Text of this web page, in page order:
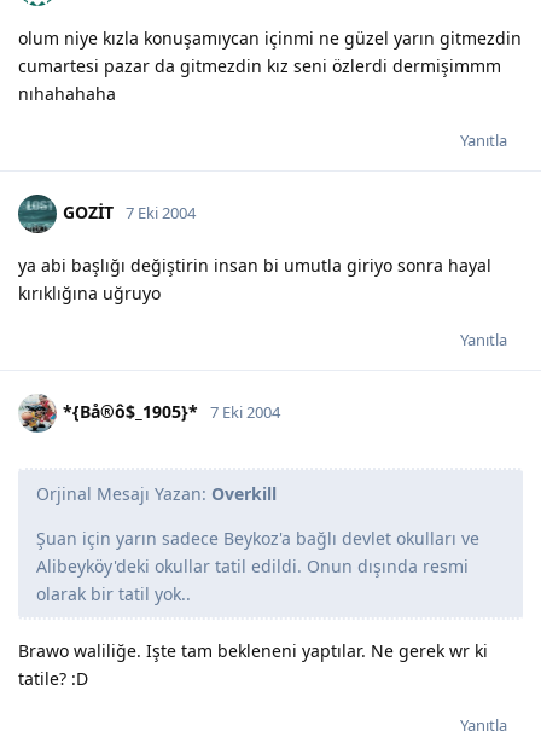
olum niye kızla konuşamıycan içinmi ne güzel yarın gitmezdin
cumartesi pazar da gitmezdin kız seni özlerdi dermişimmm
nıhahahaha
Yanıtla
GOZİT 7 Eki 2004
ya abi başlığı değiştirin insan bi umutla giriyo sonra hayal
kırıklığına uğruyo
Yanıtla
*{Bå®ô$_1905}* 7 Eki 2004
Orjinal Mesajı Yazan: Overkill
Şuan için yarın sadece Beykoz'a bağlı devlet okulları ve
Alibeyköy'deki okullar tatil edildi. Onun dışında resmi
olarak bir tatil yok..
Brawo waliliğe. Işte tam bekleneni yaptılar. Ne gerek wr ki
tatile? :D
Yanıtla